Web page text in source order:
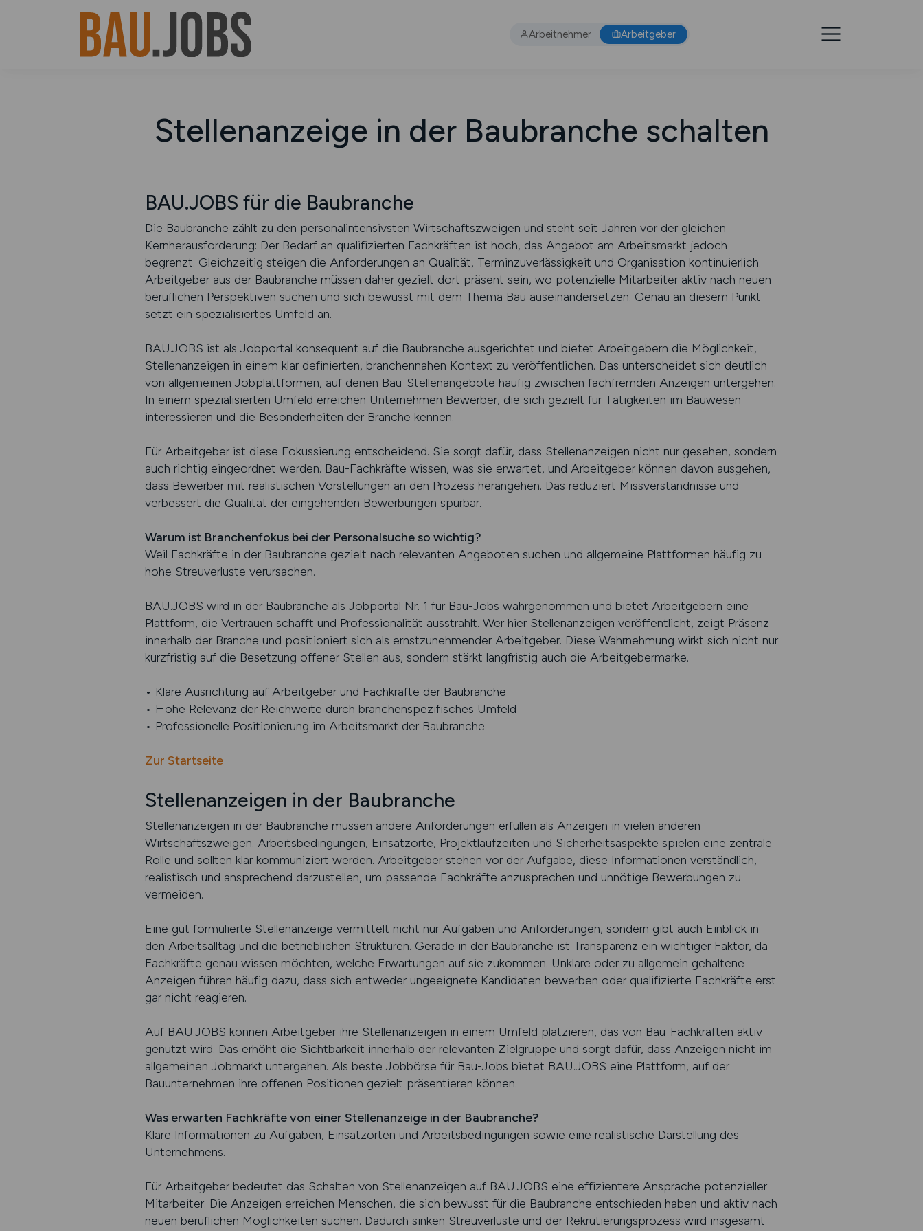
Arbeitnehmer Arbeitgeber
Stellenanzeige in der Baubranche schalten
BAU.JOBS für die Baubranche
Die Baubranche zählt zu den personalintensivsten Wirtschaftszweigen und steht seit Jahren vor der gleichen
Kernherausforderung: Der Bedarf an qualifizierten Fachkräften ist hoch, das Angebot am Arbeitsmarkt jedoch
begrenzt. Gleichzeitig steigen die Anforderungen an Qualität, Terminzuverlässigkeit und Organisation kontinuierlich.
Arbeitgeber aus der Baubranche müssen daher gezielt dort präsent sein, wo potenzielle Mitarbeiter aktiv nach neuen
beruflichen Perspektiven suchen und sich bewusst mit dem Thema Bau auseinandersetzen. Genau an diesem Punkt
setzt ein spezialisiertes Umfeld an.
BAU.JOBS ist als Jobportal konsequent auf die Baubranche ausgerichtet und bietet Arbeitgebern die Möglichkeit,
Stellenanzeigen in einem klar definierten, branchennahen Kontext zu veröffentlichen. Das unterscheidet sich deutlich
von allgemeinen Jobplattformen, auf denen Bau-Stellenangebote häufig zwischen fachfremden Anzeigen untergehen.
In einem spezialisierten Umfeld erreichen Unternehmen Bewerber, die sich gezielt für Tätigkeiten im Bauwesen
interessieren und die Besonderheiten der Branche kennen.
Für Arbeitgeber ist diese Fokussierung entscheidend. Sie sorgt dafür, dass Stellenanzeigen nicht nur gesehen, sondern
auch richtig eingeordnet werden. Bau-Fachkräfte wissen, was sie erwartet, und Arbeitgeber können davon ausgehen,
dass Bewerber mit realistischen Vorstellungen an den Prozess herangehen. Das reduziert Missverständnisse und
verbessert die Qualität der eingehenden Bewerbungen spürbar.
Warum ist Branchenfokus bei der Personalsuche so wichtig?
Weil Fachkräfte in der Baubranche gezielt nach relevanten Angeboten suchen und allgemeine Plattformen häufig zu
hohe Streuverluste verursachen.
BAU.JOBS wird in der Baubranche als Jobportal Nr. 1 für Bau-Jobs wahrgenommen und bietet Arbeitgebern eine
Plattform, die Vertrauen schafft und Professionalität ausstrahlt. Wer hier Stellenanzeigen veröffentlicht, zeigt Präsenz
innerhalb der Branche und positioniert sich als ernstzunehmender Arbeitgeber. Diese Wahrnehmung wirkt sich nicht nur
kurzfristig auf die Besetzung offener Stellen aus, sondern stärkt langfristig auch die Arbeitgebermarke.
• Klare Ausrichtung auf Arbeitgeber und Fachkräfte der Baubranche
• Hohe Relevanz der Reichweite durch branchenspezifisches Umfeld
• Professionelle Positionierung im Arbeitsmarkt der Baubranche
Zur Startseite
Stellenanzeigen in der Baubranche
Stellenanzeigen in der Baubranche müssen andere Anforderungen erfüllen als Anzeigen in vielen anderen
Wirtschaftszweigen. Arbeitsbedingungen, Einsatzorte, Projektlaufzeiten und Sicherheitsaspekte spielen eine zentrale
Rolle und sollten klar kommuniziert werden. Arbeitgeber stehen vor der Aufgabe, diese Informationen verständlich,
realistisch und ansprechend darzustellen, um passende Fachkräfte anzusprechen und unnötige Bewerbungen zu
vermeiden.
Eine gut formulierte Stellenanzeige vermittelt nicht nur Aufgaben und Anforderungen, sondern gibt auch Einblick in
den Arbeitsalltag und die betrieblichen Strukturen. Gerade in der Baubranche ist Transparenz ein wichtiger Faktor, da
Fachkräfte genau wissen möchten, welche Erwartungen auf sie zukommen. Unklare oder zu allgemein gehaltene
Anzeigen führen häufig dazu, dass sich entweder ungeeignete Kandidaten bewerben oder qualifizierte Fachkräfte erst
gar nicht reagieren.
Auf BAU.JOBS können Arbeitgeber ihre Stellenanzeigen in einem Umfeld platzieren, das von Bau-Fachkräften aktiv
genutzt wird. Das erhöht die Sichtbarkeit innerhalb der relevanten Zielgruppe und sorgt dafür, dass Anzeigen nicht im
allgemeinen Jobmarkt untergehen. Als beste Jobbörse für Bau-Jobs bietet BAU.JOBS eine Plattform, auf der
Bauunternehmen ihre offenen Positionen gezielt präsentieren können.
Was erwarten Fachkräfte von einer Stellenanzeige in der Baubranche?
Klare Informationen zu Aufgaben, Einsatzorten und Arbeitsbedingungen sowie eine realistische Darstellung des
Unternehmens.
Für Arbeitgeber bedeutet das Schalten von Stellenanzeigen auf BAU.JOBS eine effizientere Ansprache potenzieller
Mitarbeiter. Die Anzeigen erreichen Menschen, die sich bewusst für die Baubranche entschieden haben und aktiv nach
neuen beruflichen Möglichkeiten suchen. Dadurch sinken Streuverluste und der Rekrutierungsprozess wird insgesamt